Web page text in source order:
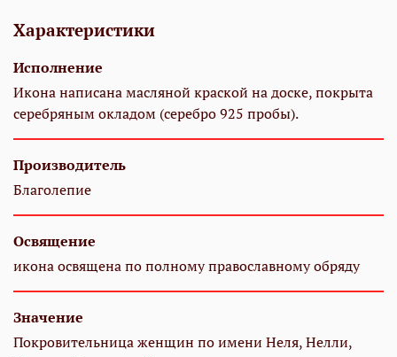
Характеристики
Исполнение
Икона написана масляной краской на доске, покрыта
серебряным окладом (серебро 925 пробы).
Производитель
Благолепие
Освящение
икона освящена по полному православному обряду
Значение
Покровительница женщин по имени Неля, Нелли,